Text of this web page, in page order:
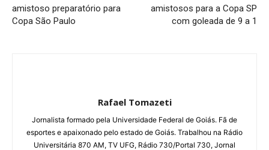
amistoso preparatório para
Copa São Paulo
amistosos para a Copa SP
com goleada de 9 a 1
Rafael Tomazeti
Jornalista formado pela Universidade Federal de Goiás. Fã de
esportes e apaixonado pelo estado de Goiás. Trabalhou na Rádio
Universitária 870 AM, TV UFG, Rádio 730/Portal 730, Jornal